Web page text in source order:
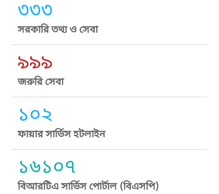
৩৩৩
সরকারি তথ্য ও সেবা
৯৯৯
জরুরি সেবা
১০২
ফায়ার সার্ভিস হটলাইন
১৬১০৭
বিআরটিএ সার্ভিস পোর্টাল (বিএসপি)